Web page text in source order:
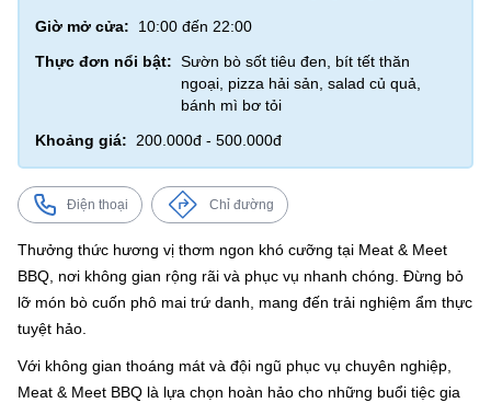
Giờ mở cửa:
10:00 đến 22:00
Thực đơn nổi bật: Sườn bò sốt tiêu đen, bít tết thăn
ngoại, pizza hải sản, salad củ quả,
bánh mì bơ tỏi
Khoảng giá:
200.000đ - 500.000đ
Điện thoại Chỉ đường
Thưởng thức hương vị thơm ngon khó cưỡng tại Meat & Meet
BBQ, nơi không gian rộng rãi và phục vụ nhanh chóng. Đừng bỏ
lỡ món bò cuốn phô mai trứ danh, mang đến trải nghiệm ẩm thực
tuyệt hảo.
Với không gian thoáng mát và đội ngũ phục vụ chuyên nghiệp,
Meat & Meet BBQ là lựa chọn hoàn hảo cho những buổi tiệc gia